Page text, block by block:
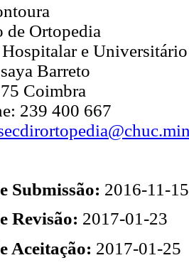
de Ortopedia
e
Barreto
Coimbra
239 400 667
Submissão: 2016-11-15
Revisão: 2017-01-23
Aceitação: 2017-01-25